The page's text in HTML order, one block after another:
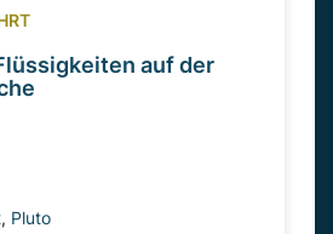
auf der
, Pluto